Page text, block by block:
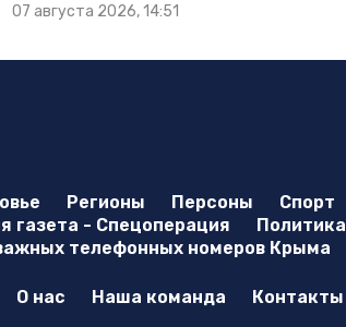
07 августа 2026, 14:51
Регионы Персоны Спорт
газета - Спецоперация Политика
телефонных номеров Крыма
О нас Наша команда Контакты